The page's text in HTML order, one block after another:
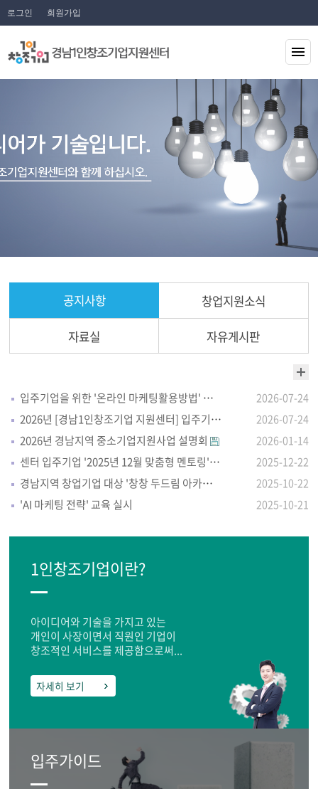
로그인 회원가입
공지사항 창업지원소식
자료실 자유게시판
입주기업을 위한 '온라인 마케팅활용방법' 자체교육 실시
2026-07-24
2026년 [경남1인창조기업 지원센터] 입주기업 모집 안내
2026-07-24
2026년 경남지역 중소기업지원사업 설명회
2026-01-14
센터 입주기업 '2025년 12월 맞춤형 멘토링'실시
2025-12-22
경남지역 창업기업 대상 '창창 두드림 아카데미'
2025-10-22
'AI 마케팅 전략' 교육 실시
2025-10-21
1인창조기업이란?
아이디어와 기술을 가지고 있는
개인이 사장이면서 직원인 기업이
창조적인 서비스를 제공함으로써...
자세히 보기
입주가이드